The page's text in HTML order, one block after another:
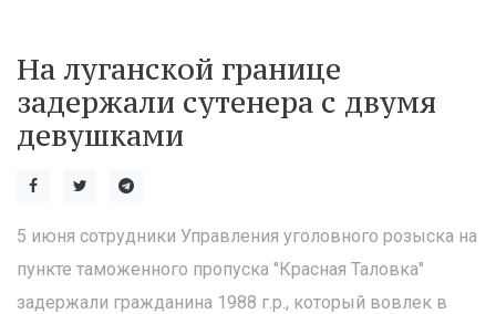
На луганской границе
задержали сутенера с двумя
девушками
5 июня сотрудники Управления уголовного розыска на
пункте таможенного пропуска "Красная Таловка"
задержали гражданина 1988 г.р., который вовлек в